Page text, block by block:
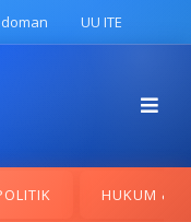
UU ITE
HUKUM &